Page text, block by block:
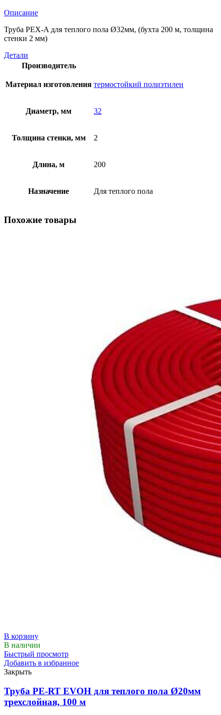
Описание
Труба PEX-A для теплого пола Ø32мм, (бухта 200 м, толщина
стенки 2 мм)
Детали
Производитель
Материал изготовления термостойкий полиэтилен
Диаметр, мм 32
Толщина стенки, мм 2
Длина, м 200
Назначение Для теплого пола
Похожие товары
В корзину
В наличии
Быстрый просмотр
Добавить в избранное
Закрыть
Труба PE-RT EVOH для теплого пола Ø20мм
трехслойная, 100 м